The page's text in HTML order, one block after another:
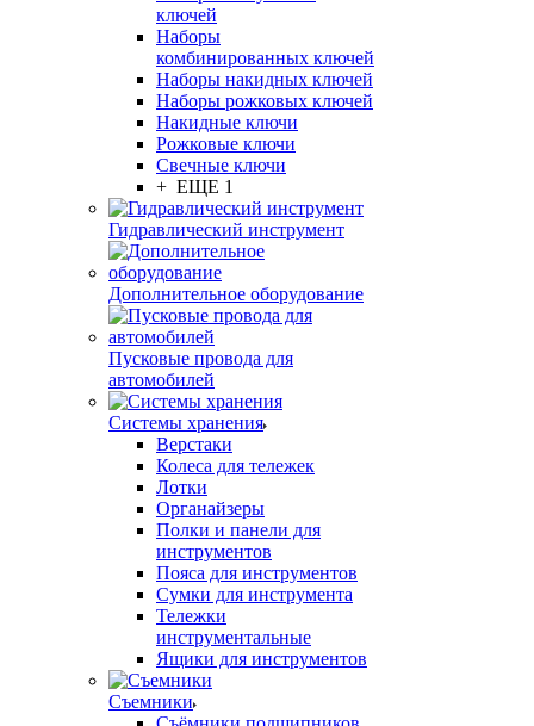
ключей
Наборы
комбинированных ключей
Наборы накидных ключей
Наборы рожковых ключей
Накидные ключи
Рожковые ключи
Свечные ключи
+ ЕЩЕ 1
Гидравлический инструмент
Дополнительное оборудование
Пусковые провода для
автомобилей
Системы хранения
Верстаки
Колеса для тележек
Лотки
Органайзеры
Полки и панели для
инструментов
Пояса для инструментов
Сумки для инструмента
Тележки
инструментальные
Ящики для инструментов
Съемники